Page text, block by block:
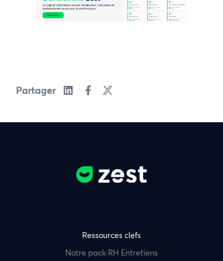
Partager
Ressources clefs
Notre pack RH Entretiens